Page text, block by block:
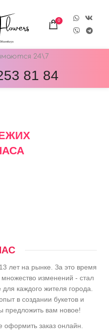
0
24\7
81 84
лет на рынке. За это время
изменений - стал
каждого жителя города.
в создании букетов и
предложить вам новое!
заказ онлайн.